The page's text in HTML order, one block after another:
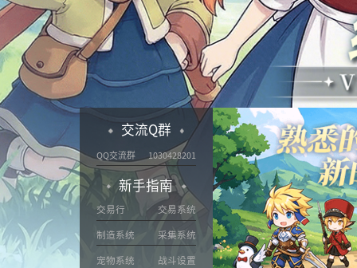
交流Q群
QQ交流群 1030428201
新手指南
交易行
交易系统
制造系统
采集系统
宠物系统
战斗设置